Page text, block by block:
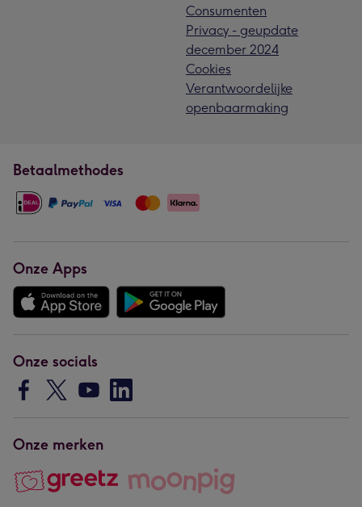
Consumenten
Privacy - geupdate
december 2024
Cookies
Verantwoordelijke
openbaarmaking
Betaalmethodes
Onze Apps
Onze socials
Onze merken